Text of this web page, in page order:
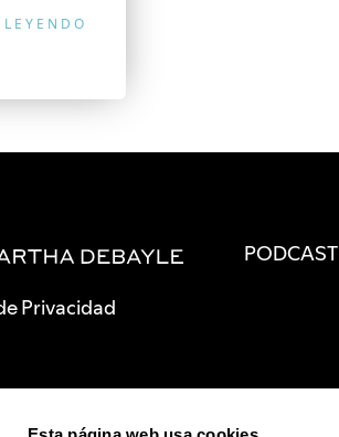
Privacidad
PODCAST